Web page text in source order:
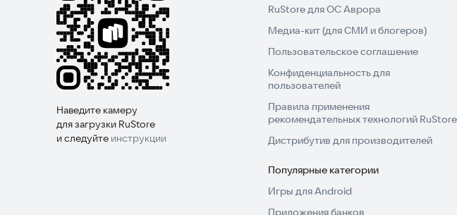
Наведите камеру
для загрузки RuStore
и следуйте инструкции
RuStore для ОС Аврора
Медиа-кит (для СМИ и блогеров)
Пользовательское соглашение
Конфиденциальность для
пользователей
Правила применения
рекомендательных технологий RuStore
Дистрибутив для производителей
Популярные категории
Игры для Android
Приложения банков